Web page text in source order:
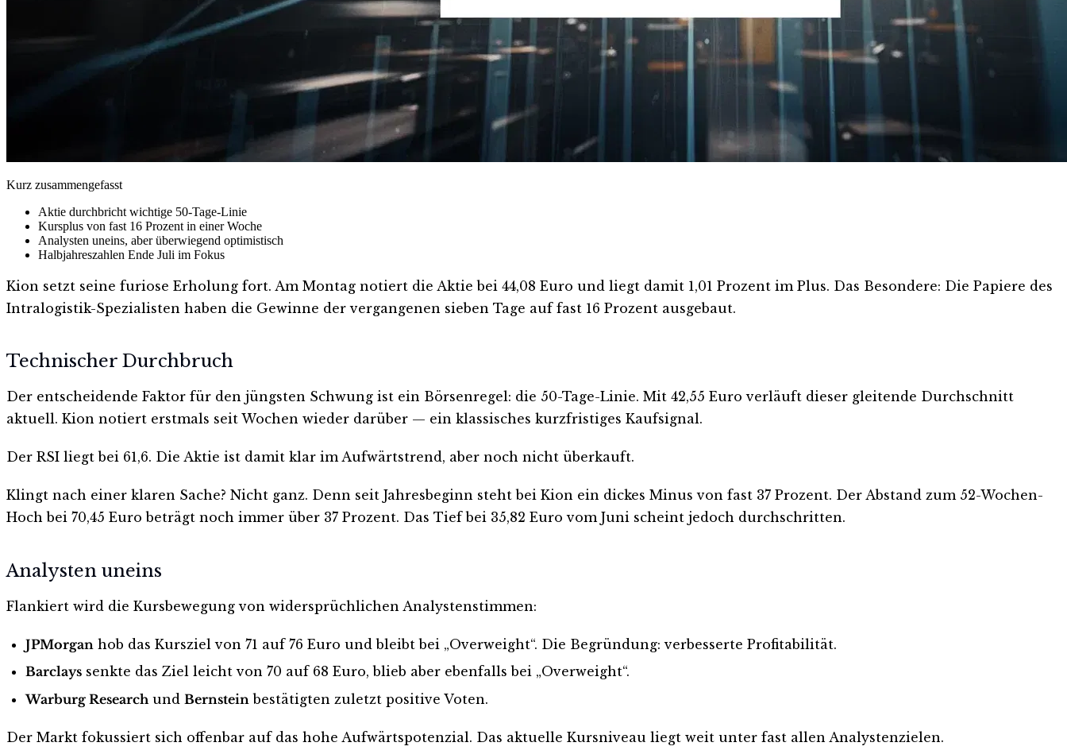
Kurz zusammengefasst
Aktie durchbricht wichtige 50-Tage-Linie
Kursplus von fast 16 Prozent in einer Woche
Analysten uneins, aber überwiegend optimistisch
Halbjahreszahlen Ende Juli im Fokus
Kion setzt seine furiose Erholung fort. Am Montag notiert die Aktie bei 44,08 Euro und liegt damit 1,01 Prozent im Plus. Das Besondere: Die Papiere des
Intralogistik-Spezialisten haben die Gewinne der vergangenen sieben Tage auf fast 16 Prozent ausgebaut.
Technischer Durchbruch
Der entscheidende Faktor für den jüngsten Schwung ist ein Börsenregel: die 50-Tage-Linie. Mit 42,55 Euro verläuft dieser gleitende Durchschnitt
aktuell. Kion notiert erstmals seit Wochen wieder darüber — ein klassisches kurzfristiges Kaufsignal.
Der RSI liegt bei 61,6. Die Aktie ist damit klar im Aufwärtstrend, aber noch nicht überkauft.
Klingt nach einer klaren Sache? Nicht ganz. Denn seit Jahresbeginn steht bei Kion ein dickes Minus von fast 37 Prozent. Der Abstand zum 52-Wochen-
Hoch bei 70,45 Euro beträgt noch immer über 37 Prozent. Das Tief bei 35,82 Euro vom Juni scheint jedoch durchschritten.
Analysten uneins
Flankiert wird die Kursbewegung von widersprüchlichen Analystenstimmen:
JPMorgan hob das Kursziel von 71 auf 76 Euro und bleibt bei „Overweight“. Die Begründung: verbesserte Profitabilität.
Barclays senkte das Ziel leicht von 70 auf 68 Euro, blieb aber ebenfalls bei „Overweight“.
Warburg Research und Bernstein bestätigten zuletzt positive Voten.
Der Markt fokussiert sich offenbar auf das hohe Aufwärtspotenzial. Das aktuelle Kursniveau liegt weit unter fast allen Analystenzielen.